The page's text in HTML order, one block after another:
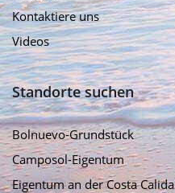
Kontaktiere uns
Videos
Standorte suchen
Bolnuevo-Grundstück
Camposol-Eigentum
Eigentum an der Costa Calida